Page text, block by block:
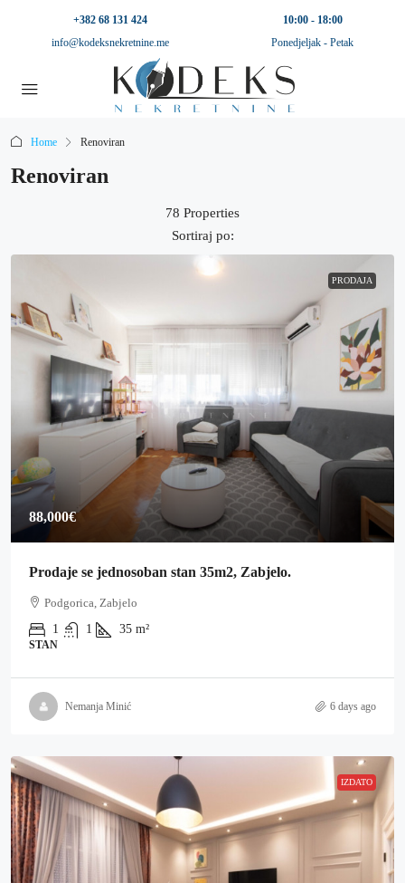
+382 68 131 424
info@kodeksnekretnine.me
10:00 - 18:00
Ponedjeljak - Petak
Home Renoviran
Renoviran
78 Properties
Sortiraj po:
PRODAJA
88,000€
Prodaje se jednosoban stan 35m2, Zabjelo.
Podgorica, Zabjelo
1
1 35 m²
STAN
Nemanja Minić 6 days ago
IZDATO